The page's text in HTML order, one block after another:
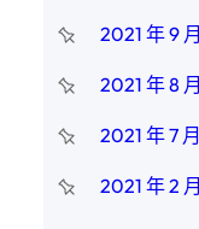
2021 年 9 月
2021 年 8 月
2021 年 7 月
2021 年 2 月